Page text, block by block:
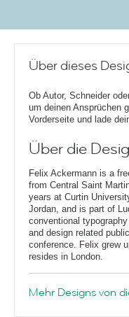
Über dieses
Ob Autor, Schneider
um deinen Ansprüchen
Vorderseite und lade
Über die
Felix Ackermann is a
from Central Saint
years at Curtin
Jordan, and is part of
conventional
and design related
conference. Felix grew
resides in London.
Mehr Designs von